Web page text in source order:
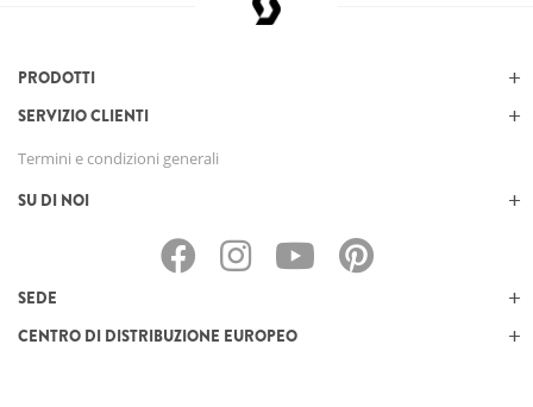
PRODOTTI
SERVIZIO CLIENTI
Termini e condizioni generali
SU DI NOI
SEDE
CENTRO DI DISTRIBUZIONE EUROPEO